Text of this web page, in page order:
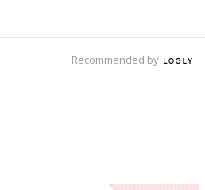
Recommended by